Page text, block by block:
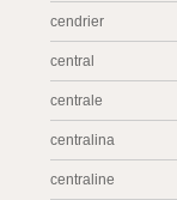
cendrier
central
centrale
centralina
centraline